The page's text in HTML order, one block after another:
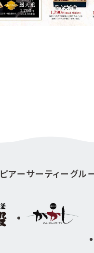
ピアーサーティーグル